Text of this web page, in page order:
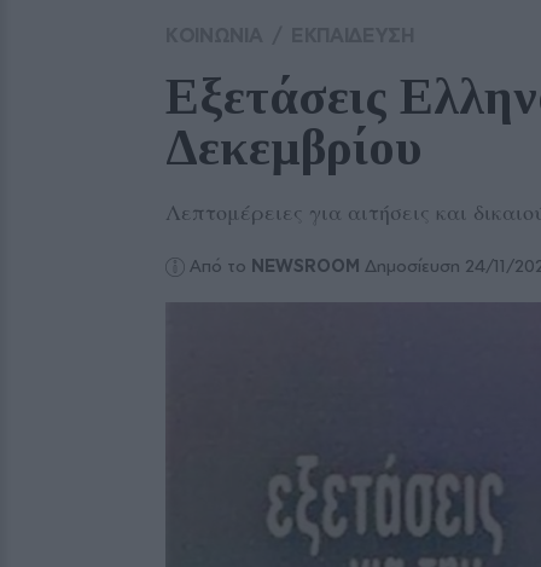
Εξετάσεις
Δεκεμβρίου
Λεπτομέρειες για αιτήσεις και
Από το NEWSROOM Δημοσίευση 24/11/